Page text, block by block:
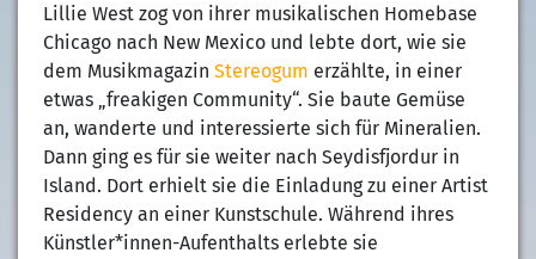
Lillie West zog von ihrer musikalischen Homebase
Chicago nach New Mexico und lebte dort, wie sie
dem Musikmagazin Stereogum erzählte, in einer
etwas „freakigen Community“. Sie baute Gemüse
an, wanderte und interessierte sich für Mineralien.
Dann ging es für sie weiter nach Seydisfjordur in
Island. Dort erhielt sie die Einladung zu einer Artist
Residency an einer Kunstschule. Während ihres
Künstler*innen-Aufenthalts erlebte sie